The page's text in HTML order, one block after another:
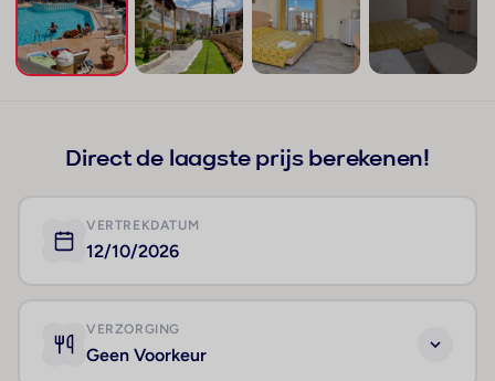
Direct de laagste prijs berekenen!
VERTREKDATUM
12/10/2026
VERZORGING
Geen Voorkeur